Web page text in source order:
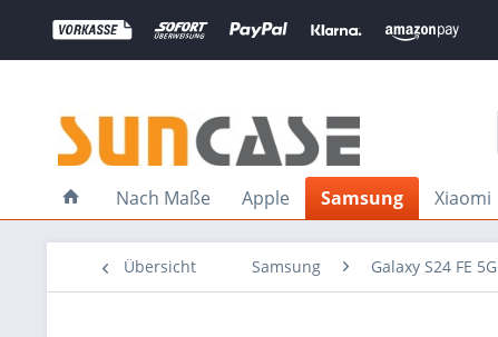
Nach Maße Apple Samsung Xiaomi
Übersicht Samsung Galaxy S24 FE 5G